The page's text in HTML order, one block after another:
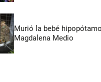
Murió la bebé
Magdalena Medio